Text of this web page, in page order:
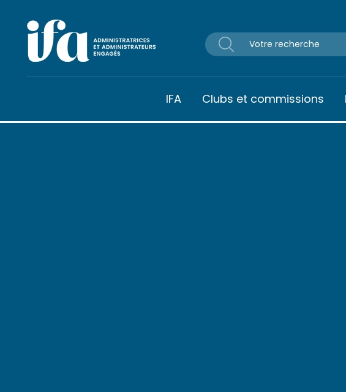
IFA Clubs et commissions